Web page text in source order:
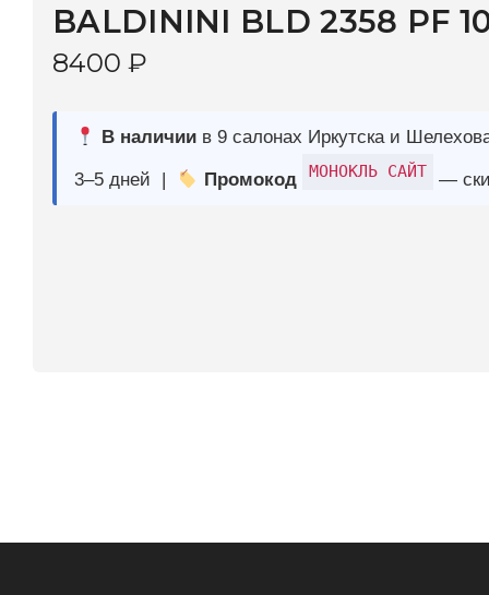
3–5 дней | Промокод — скидка 10%